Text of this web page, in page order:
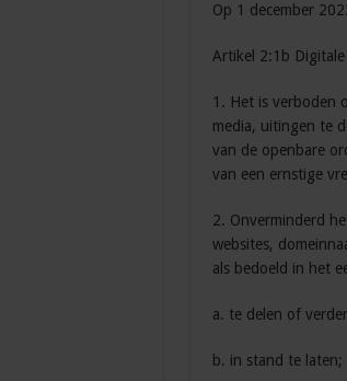
Op 1 december
Artikel 2:1b
1. Het is verboden
media, uitingen te
van de openbare
van een ernstige
2. Onverminderd
websites,
als bedoeld in het
a. te delen of
b. in stand te laten;